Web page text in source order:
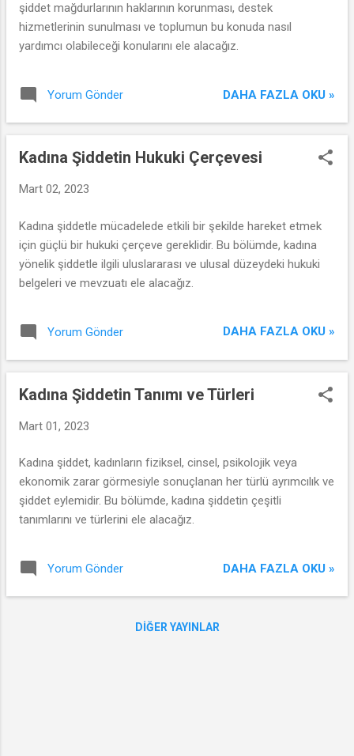
şiddet mağdurlarının haklarının korunması, destek
hizmetlerinin sunulması ve toplumun bu konuda nasıl
yardımcı olabileceği konularını ele alacağız.
Yorum Gönder DAHA FAZLA OKU »
Kadına Şiddetin Hukuki Çerçevesi
Mart 02, 2023
Kadına şiddetle mücadelede etkili bir şekilde hareket etmek
için güçlü bir hukuki çerçeve gereklidir. Bu bölümde, kadına
yönelik şiddetle ilgili uluslararası ve ulusal düzeydeki hukuki
belgeleri ve mevzuatı ele alacağız.
Yorum Gönder DAHA FAZLA OKU »
Kadına Şiddetin Tanımı ve Türleri
Mart 01, 2023
Kadına şiddet, kadınların fiziksel, cinsel, psikolojik veya
ekonomik zarar görmesiyle sonuçlanan her türlü ayrımcılık ve
şiddet eylemidir. Bu bölümde, kadına şiddetin çeşitli
tanımlarını ve türlerini ele alacağız.
Yorum Gönder DAHA FAZLA OKU »
DIĞER YAYINLAR